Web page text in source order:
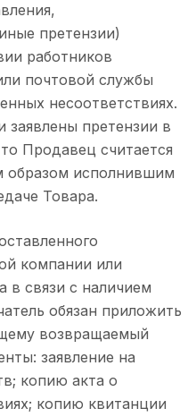
претензии)
работников
почтовой службы
несоответствиях.
заявлены претензии в
Продавец считается
исполнившим
Товара.
компании или
в связи с наличием
обязан приложить
возвращаемый
заявление на
копию акта о
копию квитанции